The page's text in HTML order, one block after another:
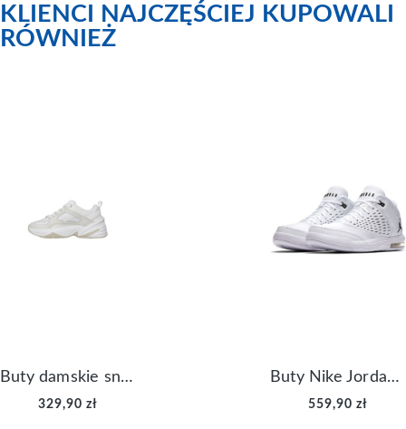
KLIENCI NAJCZĘŚCIEJ KUPOWALI
RÓWNIEŻ
Buty damskie sneakersy Nike M2K Tekno AO3108-006
329,90 zł
Buty Nike Jordan Flight Origin 4 921196-100
559,90 zł